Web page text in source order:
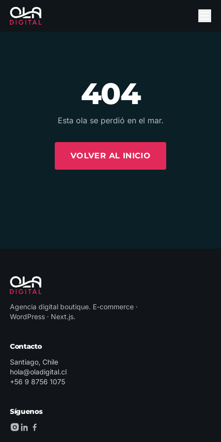
404
Esta ola se perdió en el mar.
VOLVER AL INICIO
Agencia digital boutique. E-commerce ·
WordPress · Next.js.
Contacto
Santiago, Chile
hola@oladigital.cl
+56 9 8756 1075
Síguenos